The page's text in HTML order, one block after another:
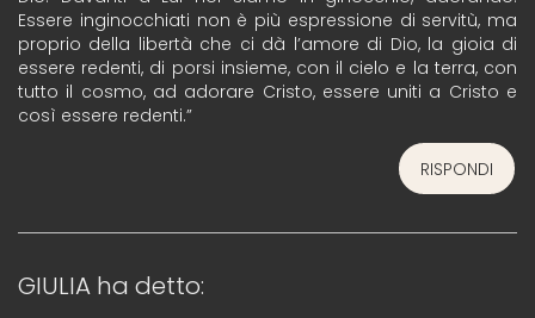
Essere inginocchiati non è più espressione di servitù, ma
proprio della libertà che ci dà l’amore di Dio, la gioia di
essere redenti, di porsi insieme, con il cielo e la terra, con
tutto il cosmo, ad adorare Cristo, essere uniti a Cristo e
così essere redenti.”
RISPONDI
GIULIA ha detto: